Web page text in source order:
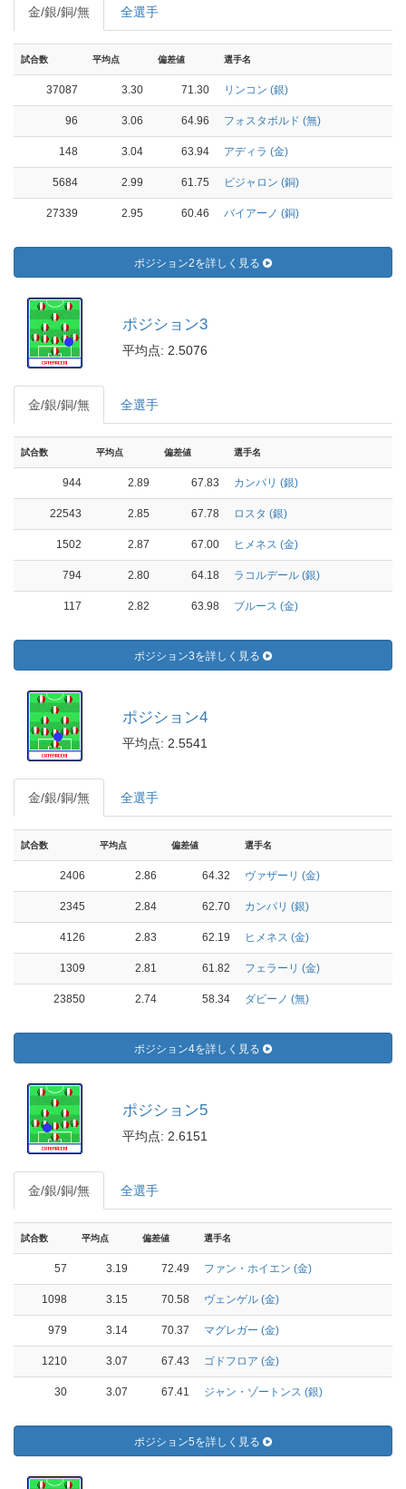
金/銀/銅/無 全選手
試合数 平均点 偏差値 選手名
37087 3.30 71.30 リンコン (銀)
96 3.06 64.96 フォスタボルド (無)
148 3.04 63.94 アディラ (金)
5684 2.99 61.75 ビジャロン (銅)
27339 2.95 60.46 バイアーノ (銅)
ポジション2を詳しく見る
ポジション3
平均点: 2.5076
金/銀/銅/無 全選手
試合数 平均点 偏差値 選手名
944 2.89 67.83 カンパリ (銀)
22543 2.85 67.78 ロスタ (銀)
1502 2.87 67.00 ヒメネス (金)
794 2.80 64.18 ラコルデール (銀)
117 2.82 63.98 ブルース (金)
ポジション3を詳しく見る
ポジション4
平均点: 2.5541
金/銀/銅/無 全選手
試合数 平均点 偏差値 選手名
2406 2.86 64.32 ヴァザーリ (金)
2345 2.84 62.70 カンパリ (銀)
4126 2.83 62.19 ヒメネス (金)
1309 2.81 61.82 フェラーリ (金)
23850 2.74 58.34 ダビーノ (無)
ポジション4を詳しく見る
ポジション5
平均点: 2.6151
金/銀/銅/無 全選手
試合数 平均点 偏差値 選手名
57 3.19 72.49 ファン・ホイエン (金)
1098 3.15 70.58 ヴェンゲル (金)
979 3.14 70.37 マグレガー (金)
1210 3.07 67.43 ゴドフロア (金)
30 3.07 67.41 ジャン・ゾートンス (銀)
ポジション5を詳しく見る